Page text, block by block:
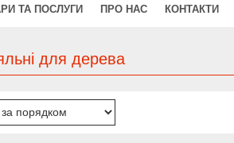
ТА ПОСЛУГИ ПРО НАС КОНТАКТИ
для дерева